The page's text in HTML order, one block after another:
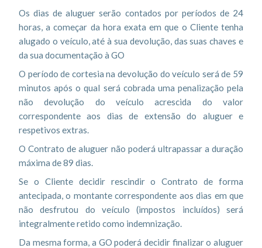
Os dias de aluguer serão contados por períodos de 24
horas, a começar da hora exata em que o Cliente tenha
alugado o veículo, até à sua devolução, das suas chaves e
da sua documentação à GO
O período de cortesia na devolução do veículo será de 59
minutos após o qual será cobrada uma penalização pela
não devolução do veículo acrescida do valor
correspondente aos dias de extensão do aluguer e
respetivos extras.
O Contrato de aluguer não poderá ultrapassar a duração
máxima de 89 dias.
Se o Cliente decidir rescindir o Contrato de forma
antecipada, o montante correspondente aos dias em que
não desfrutou do veículo (impostos incluídos) será
integralmente retido como indemnização.
Da mesma forma, a GO poderá decidir finalizar o aluguer